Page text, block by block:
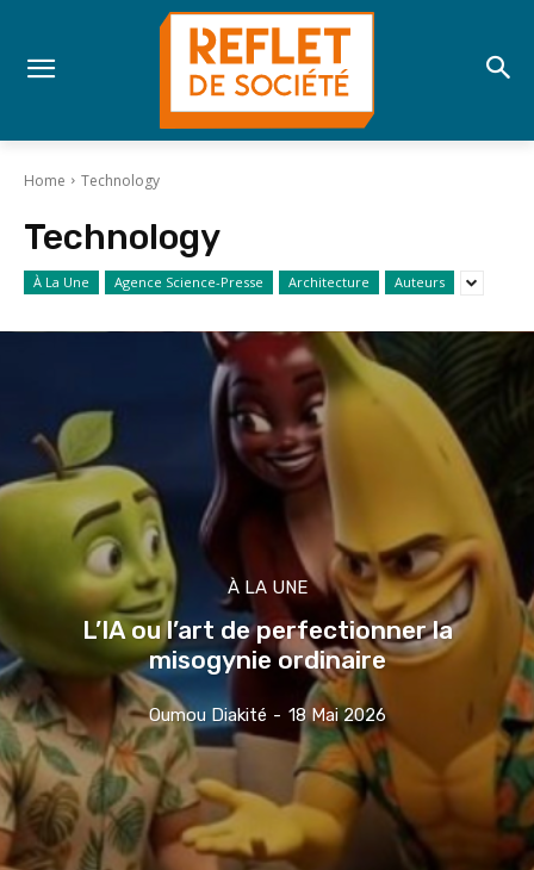
Home Technology
Technology
À La Une Agence Science-Presse Architecture Auteurs
À LA UNE
L’IA ou l’art de perfectionner la
misogynie ordinaire
Oumou Diakité - 18 Mai 2026